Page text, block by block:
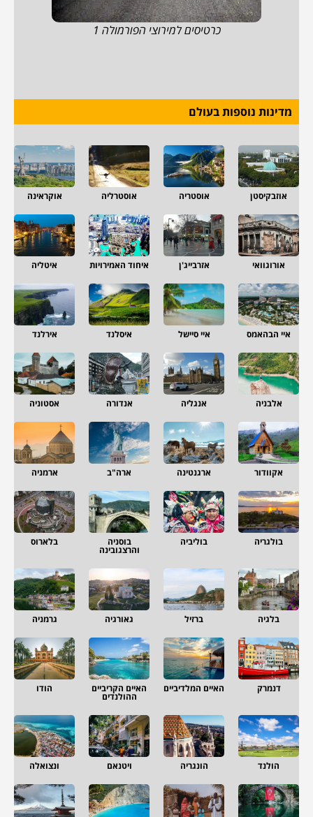
כרטיסים למירוצי הפורמולה 1
מדינות נוספות בעולם
אוזבקיסטן אוסטריה אוסטרליה אוקראינה
אורוגוואי אזרבייג'ן איחוד האמירויות איטליה
איי הבהאמס איי סיישל איסלנד אירלנד
אלבניה אנגליה אנדורה אסטוניה
אקוודור ארגנטינה ארה"ב ארמניה
בולגריה בוליביה בוסניה
והרצגובינה
בלארוס
בלגיה ברזיל גאורגיה גרמניה
דנמרק האיים המלדיביים האיים הקריביים
ההולנדים
הודו
הולנד הונגריה ויטנאם ונצואלה